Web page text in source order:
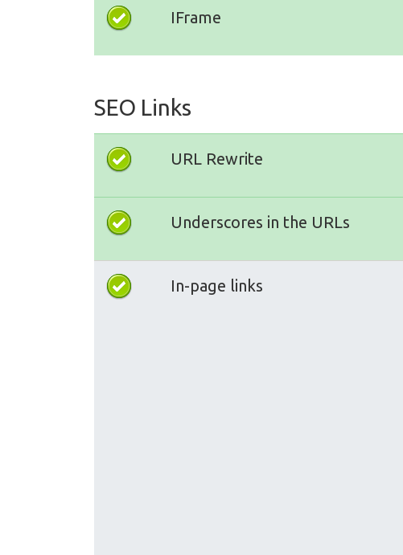
IFrame
SEO Links
URL Rewrite
Underscores in the URLs
In-page links